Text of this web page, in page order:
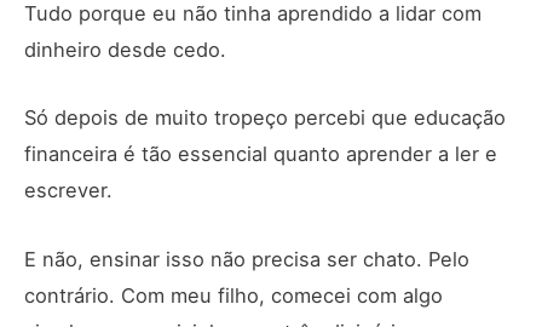
Tudo porque eu não tinha aprendido a lidar com
dinheiro desde cedo.
Só depois de muito tropeço percebi que educação
financeira é tão essencial quanto aprender a ler e
escrever.
E não, ensinar isso não precisa ser chato. Pelo
contrário. Com meu filho, comecei com algo